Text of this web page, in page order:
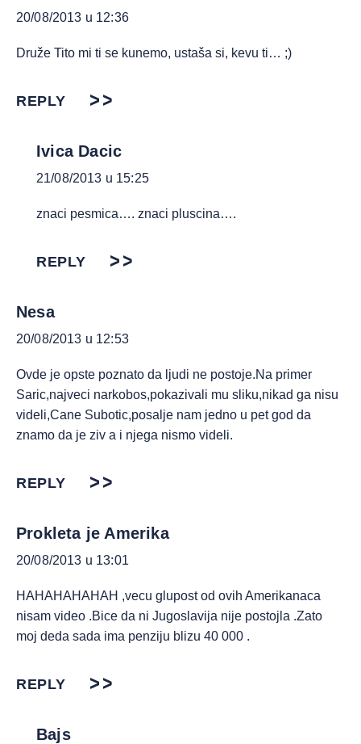
20/08/2013 u 12:36
Druže Tito mi ti se kunemo, ustaša si, kevu ti… ;)
REPLY
Ivica Dacic
21/08/2013 u 15:25
znaci pesmica…. znaci pluscina….
REPLY
Nesa
20/08/2013 u 12:53
Ovde je opste poznato da ljudi ne postoje.Na primer
Saric,najveci narkobos,pokazivali mu sliku,nikad ga nisu
videli,Cane Subotic,posalje nam jedno u pet god da
znamo da je ziv a i njega nismo videli.
REPLY
Prokleta je Amerika
20/08/2013 u 13:01
HAHAHAHAHAH ,vecu glupost od ovih Amerikanaca
nisam video .Bice da ni Jugoslavija nije postojla .Zato
moj deda sada ima penziju blizu 40 000 .
REPLY
Bajs